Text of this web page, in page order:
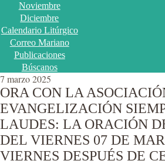
Noviembre
Diciembre
Calendario Litúrgico
Correo Mariano
Publicaciones
Búscanos
7 marzo 2025
ORA CON LA
EVANGELIZACIÓN
LAUDES: LA ORACIÓN
DEL VIERNES 07 DE
VIERNES DESPUÉS DE